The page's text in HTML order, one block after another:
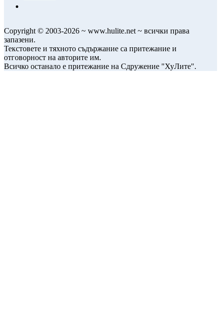
Copyright © 2003-2026 ~ www.hulite.net ~ всички права
запазени.
Текстовете и тяхното съдържание са притежание и
отговорност на авторите им.
Всичко останало е притежание на Сдружение "ХуЛите".